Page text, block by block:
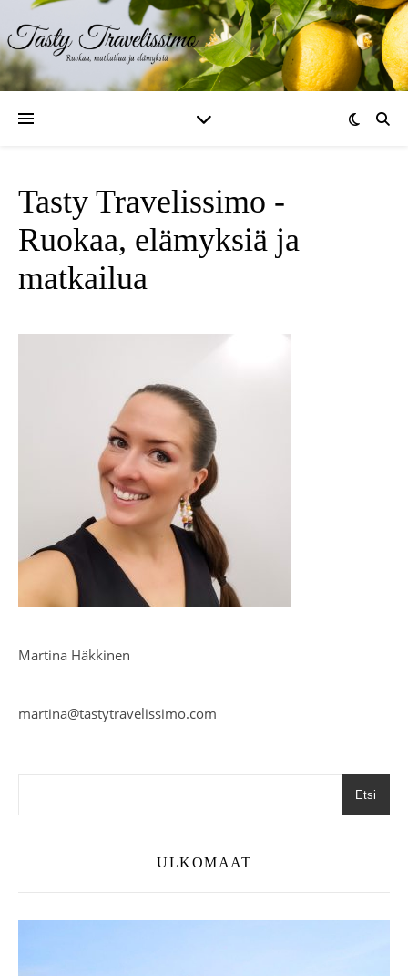
Tasty Travelissimo -
Ruokaa, elämyksiä ja
matkailua
Martina Häkkinen
martina@tastytravelissimo.com
Etsi
ULKOMAAT